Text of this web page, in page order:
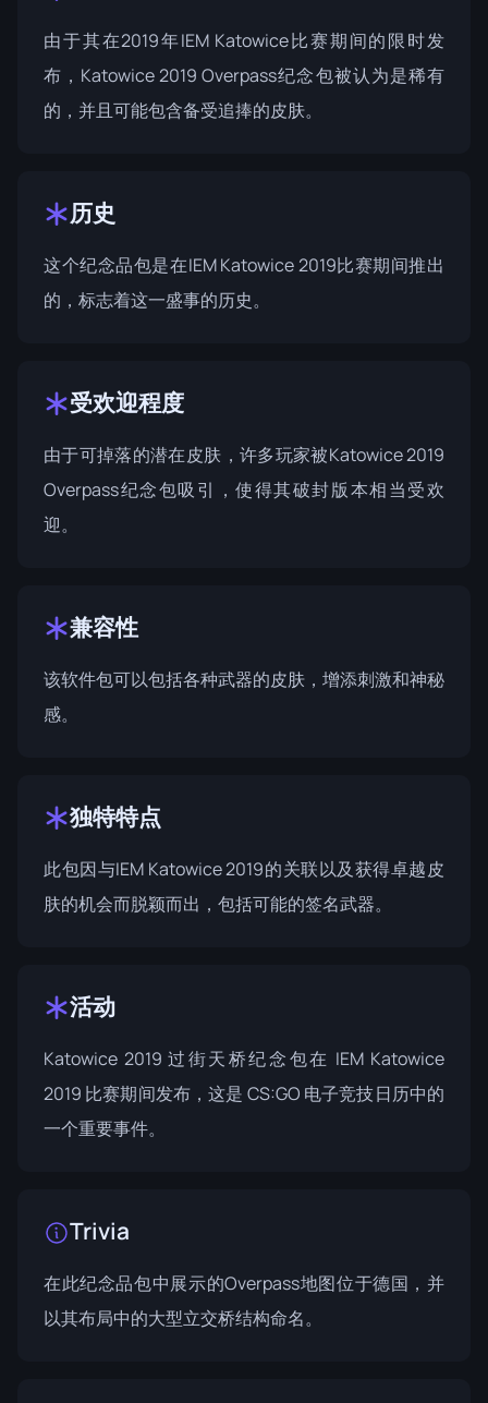
由于其在2019年IEM Katowice比赛期间的限时发
布，Katowice 2019 Overpass纪念包被认为是稀有
的，并且可能包含备受追捧的皮肤。
历史
这个纪念品包是在IEMKatowice 2019比赛期间推出
的，标志着这一盛事的历史。
受欢迎程度
由于可掉落的潜在皮肤，许多玩家被Katowice 2019
Overpass纪念包吸引，使得其破封版本相当受欢
迎。
兼容性
该软件包可以包括各种武器的皮肤，增添刺激和神秘
感。
独特特点
此包因与IEM Katowice 2019的关联以及获得卓越皮
肤的机会而脱颖而出，包括可能的签名武器。
活动
Katowice 2019 过街天桥纪念包在 IEM Katowice
2019 比赛期间发布，这是 CS:GO 电子竞技日历中的
一个重要事件。
Trivia
在此纪念品包中展示的Overpass地图位于德国，并
以其布局中的大型立交桥结构命名。